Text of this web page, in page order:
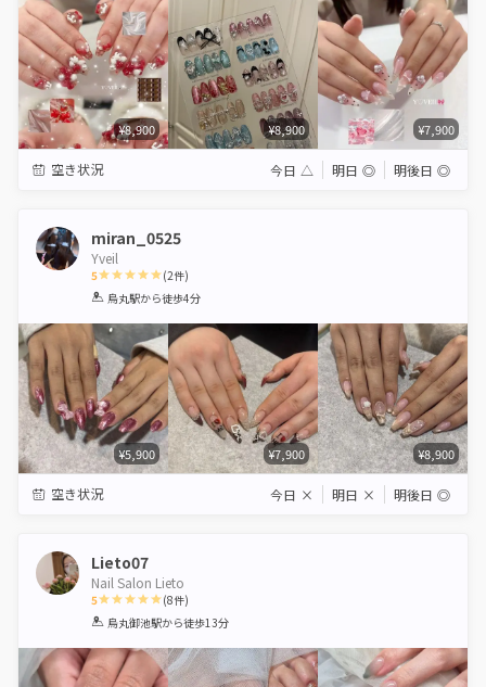
¥8,900 ¥8,900 ¥7,900
空き状況 今日 △ 明日 ◎ 明後日 ◎
miran_0525
Yveil
5
1 2 3 4 5
(2件)
烏丸駅から徒歩4分
¥5,900 ¥7,900 ¥8,900
空き状況 今日 × 明日 × 明後日 ◎
Lieto07
Nail Salon Lieto
5
1 2 3 4 5
(8件)
烏丸御池駅から徒歩13分